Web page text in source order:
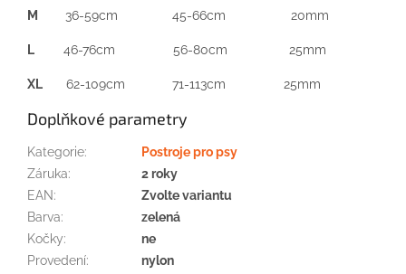
M 36-59cm 45-66cm 20mm
L 46-76cm 56-80cm 25mm
XL 62-109cm 71-113cm 25mm
Doplňkové parametry
Kategorie:
Postroje pro psy
Záruka:
2 roky
EAN:
Zvolte variantu
Barva:
zelená
Kočky:
ne
Provedení:
nylon